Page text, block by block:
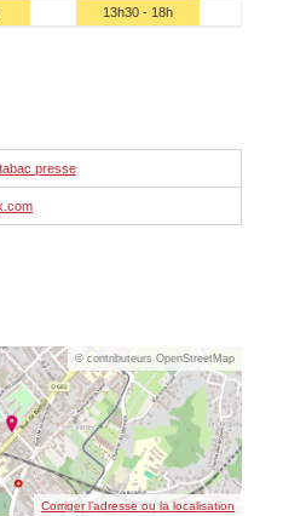
13h30 - 18h
presse
© contributeurs OpenStreetMap
Corriger l’adresse ou la localisation